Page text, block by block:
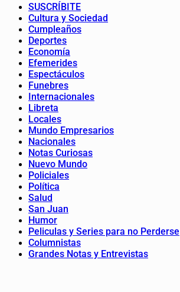
SUSCRÍBITE
Cultura y Sociedad
Cumpleaños
Deportes
Economía
Efemerides
Espectáculos
Funebres
Internacionales
Libreta
Locales
Mundo Empresarios
Nacionales
Notas Curiosas
Nuevo Mundo
Policiales
Política
Salud
San Juan
Humor
Peliculas y Series para no Perderse
Columnistas
Grandes Notas y Entrevistas